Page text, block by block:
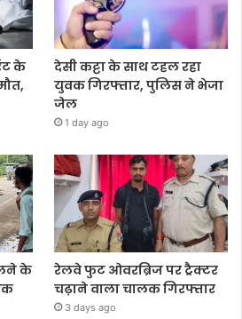
के
देसी कट्टा के साथ टहल रहा
युवक गिरफ्तार, पुलिस ने भेजा
जेल
1 day ago
के
रेलवे फुट ओवरब्रिज पर ट्रैक्टर
चढ़ाने वाला चालक गिरफ्तार
3 days ago